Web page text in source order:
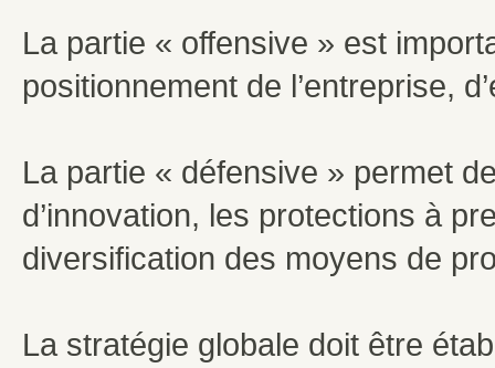
La partie « offensive » est
positionnement de l’entreprise,
La partie « défensive » permet
d’innovation, les protections à
diversification des moyens de
La stratégie globale doit être